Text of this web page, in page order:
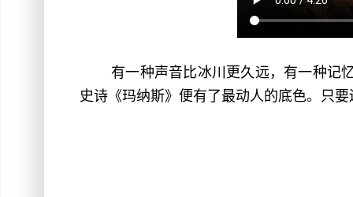
有一种声音比冰川更久远，有一种记
史诗《玛纳斯》便有了最动人的底色。只